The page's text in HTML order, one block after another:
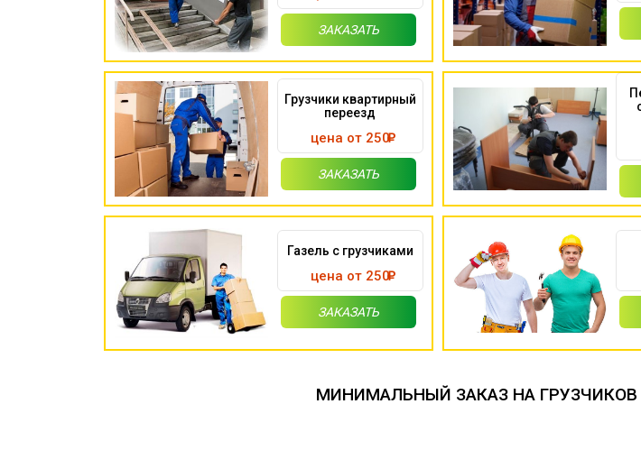
ЗАКАЗАТЬ
Грузчики квартирный
переезд
цена от 250
ЗАКАЗАТЬ
Газель с грузчиками
цена от 250
ЗАКАЗАТЬ
МИНИМАЛЬНЫЙ ЗАКАЗ НА